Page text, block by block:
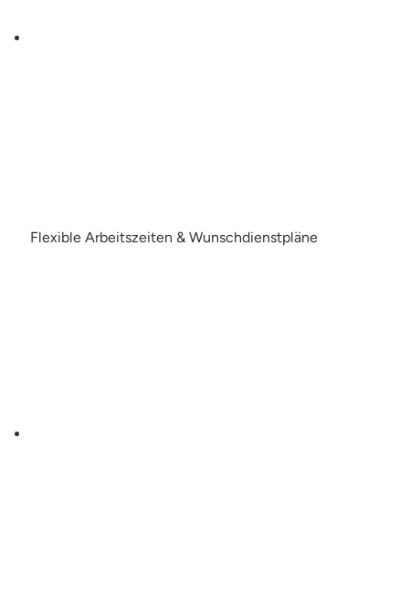
Flexible Arbeitszeiten & Wunschdienstpläne